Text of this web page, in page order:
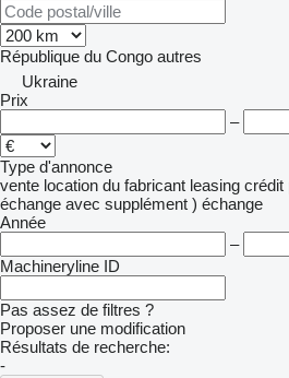
République du Congo autres
Ukraine
Prix
–
Type d'annonce
vente location du fabricant leasing crédit
échange avec supplément ) échange
Année
–
Machineryline ID
Pas assez de filtres ?
Proposer une modification
Résultats de recherche:
-